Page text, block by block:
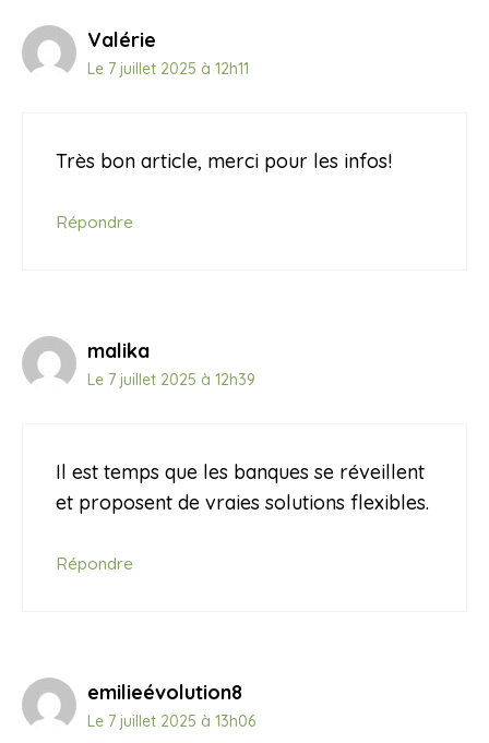
Valérie
Le 7 juillet 2025 à 12h11
Très bon article, merci pour les infos!
Répondre
malika
Le 7 juillet 2025 à 12h39
Il est temps que les banques se réveillent
et proposent de vraies solutions flexibles.
Répondre
emilieévolution8
Le 7 juillet 2025 à 13h06